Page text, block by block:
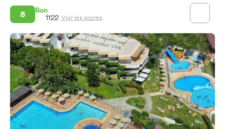
8
Bon
1122 Voir les scores